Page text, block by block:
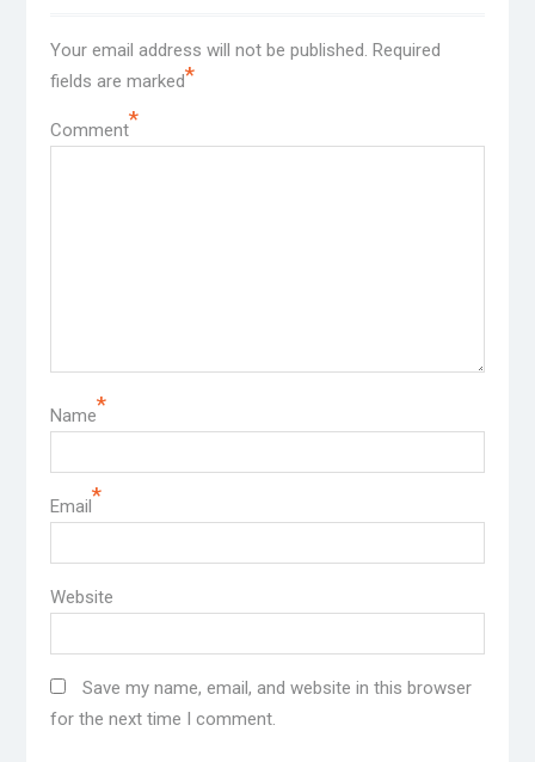
Your email address will not be published. Required
fields are marked*
Comment*
Name*
Email *
Website
Save my name, email, and website in this browser
for the next time I comment.